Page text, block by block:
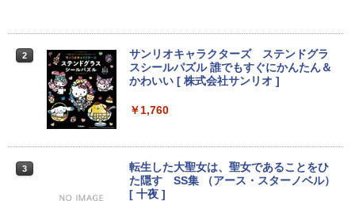
￥39,800
中古パソコン 東芝TOSHIBA ノートパソ
無線WIFI USB 3.1 HDMI DVDドライブ
内蔵カメラ 初期設定済 中古PC 仕事 家庭
安い 激安 在宅勤務
￥17,800
超得2,000円OFF&P2倍｜Windows11正
Windows11 office付き｜メモリ8GB SS
D256GB HDD500GB｜ デスクトップ Mi
crosoft office 第8世代以降｜セット購入
可能｜デスクトップ 中古｜中古PC
【500円クーポン＋ポイント最大31.5%還
D 1920×1080 1080P Fast IPS パネル 非
5/Switch/PC/スマホ対応
￥8,490
2
サンリオキャラクターズ ステンドグラ
スシールパズル 誰でもすぐにかんたん＆
かわいい [ 株式会社サンリオ ]
￥1,760
3
転生した大聖女は、聖女であることをひ
た隠す SS集 （アース・スターノベル）
[ 十夜 ]